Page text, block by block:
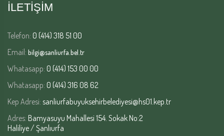
İLETİŞİM
Telefon: 0 (414) 318 51 00
Email: bilgi@sanliurfa.bel.tr
Whatasapp: 0 (414) 153 00 00
Whatasapp: 0 (414) 316 08 62
Kep Adresi: sanliurfabuyuksehirbelediyesi@hs01.kep.tr
Adres: Bamyasuyu Mahallesi 154. Sokak No:2
Haliliye / Şanlıurfa